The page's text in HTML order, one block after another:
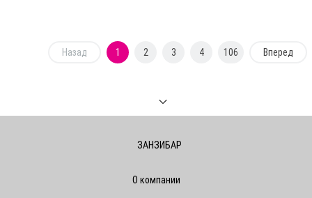
Назад 1 2 3 4 106 Вперед
ЗАНЗИБАР
О компании